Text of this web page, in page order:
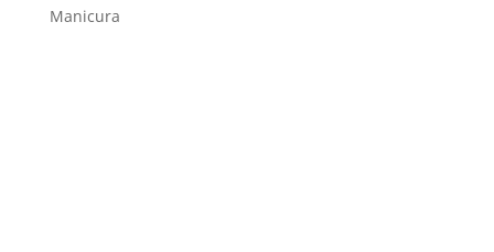
Manicura